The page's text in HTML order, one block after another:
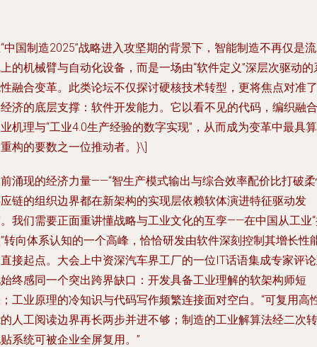
中国制造2025”战略进入攻坚期的背景下，智能制造不再仅是
的机械臂与自动化设备，而是一场由“软件定义”深层次驱动的
融合变革。此类论坛不仅探讨硬核技术转型，更将焦点对准了
济的底层支撑：软件开发能力。它以看不见的代码，编织融合
机理与“工业4.0生产经验的数字实现”，从而成为变革中最具算
构的要数之一位推动者。}\]
涌现的经济力量——“智生产模式输出与综合效率配价比打破
链的组织边界都在新架构的实现层依赖软体演进特征驱动发
我们需要正面重讲懂战略与工业文化的互孪——在中国从工业
转向体系认知的一个高峰，恰恰研发由软件深刻控制其增长性
接起点。大会上中资深汽车界工厂的一位IT话语集成专家评
终感同一个突出跨界缺口：开发具备工业理解的软架构师短
工业原理的冷知识与代码写作频繁连接面对空白。“可复用高
人工阅读边界再长两步并进不够；制造的工业解算法经二次转
系统可被企业全屏复用。”